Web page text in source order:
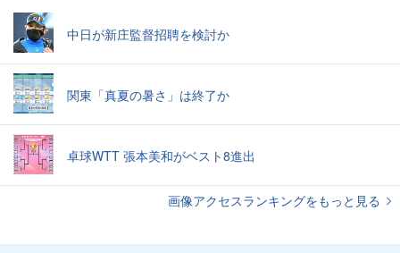
中日が新庄監督招聘を検討か
関東「真夏の暑さ」は終了か
卓球WTT 張本美和がベスト8進出
画像アクセスランキングをもっと見る